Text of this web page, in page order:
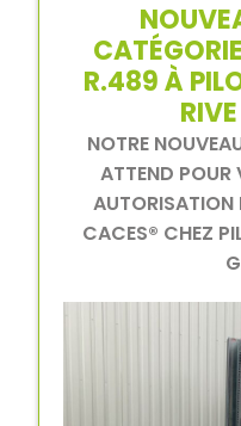
R.489 À
NOTRE
ATTEND POUR
AUTORISATION
CACES® CHEZ